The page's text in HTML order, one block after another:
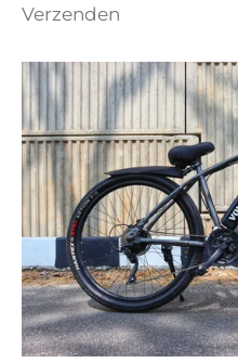
Verzenden